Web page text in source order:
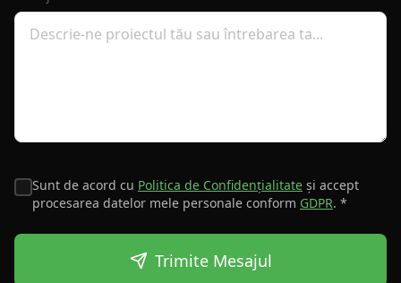
Sunt de acord cu Politica de Confidențialitate și accept
procesarea datelor mele personale conform GDPR. *
Trimite Mesajul